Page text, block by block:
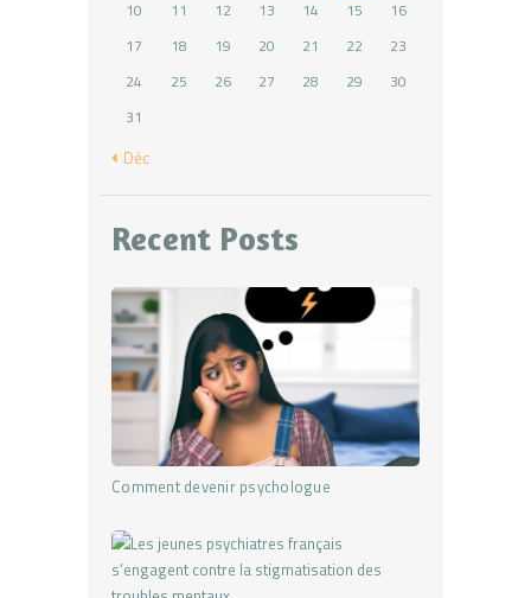
10
11 12 13 14 15
16
17
18 19 20 21 22
23
24
25 26 27 28 29
30
31
« Déc
Recent Posts
Comment devenir psychologue